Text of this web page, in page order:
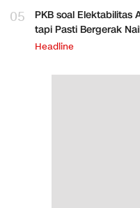
05
PKB soal Elektabilitas
tapi Pasti Bergerak
Headline